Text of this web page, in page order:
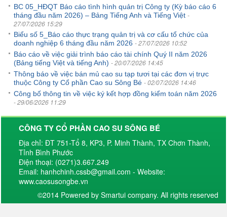
BC 05_HĐQT Báo cáo tình hình quản trị Công ty (Kỳ báo cáo 6
tháng đầu năm 2026) – Bảng Tiếng Anh và Tiếng Việt -
27/07/2026 15:29
Biểu số 5_Báo cáo thực trạng quản trị và cơ cấu tổ chức của
doanh nghiệp 6 tháng đầu năm 2026 - 27/07/2026 10:52
Báo cáo về việc giải trình báo cáo tài chính Quý II năm 2026
(Bảng tiếng Việt và tiếng Anh) - 20/07/2026 14:45
Thông báo về việc bán mủ cao su tạp tươi tại các đơn vị trực
thuộc Công ty Cổ phần Cao su Sông Bé - 02/07/2026 14:46
Công bố thông tin về việc ký kết hợp đồng kiểm toán năm 2026
- 29/06/2026 11:29
CÔNG TY CỔ PHẦN CAO SU SÔNG BÉ
Địa chỉ: ĐT 751-Tổ 8, KP3, P. Minh Thành, TX Chơn Thành,
Tỉnh Bình Phước
Điện thoại: (0271)3.667.249
Email: hanhchinh.cssb@gmail.com - Website:
www.caosusongbe.vn
©2014 Powered by Smartui company. All rights reserved